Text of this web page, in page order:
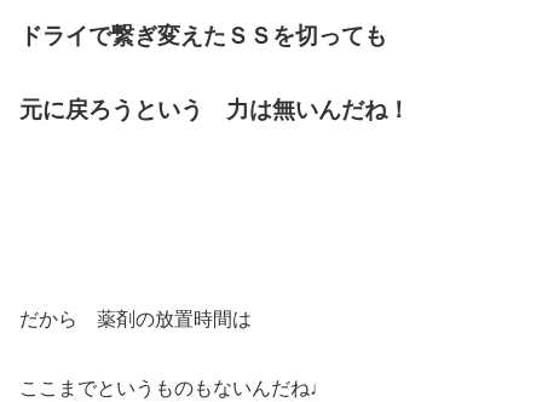
ドライで繋ぎ変えたＳＳを切っても
元に戻ろうという 力は無いんだね！
だから 薬剤の放置時間は
ここまでというものもないんだね♩